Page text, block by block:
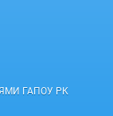
ГАПОУ РК